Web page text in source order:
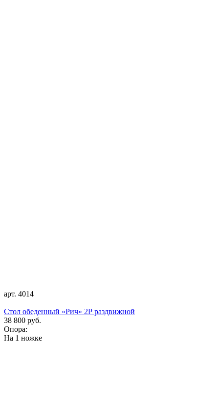
арт. 4014
Стол обеденный «Рич» 2Р раздвижной
38 800 руб.
Опора:
На 1 ножке